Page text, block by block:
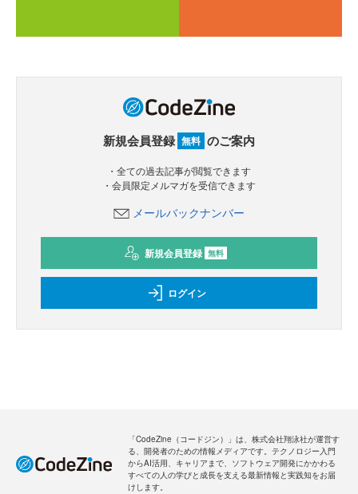
新規会員登録 無料 のご案内
・全ての過去記事が閲覧できます
・会員限定メルマガを受信できます
メールバックナンバー
新規会員登録 無料
ログイン
「CodeZine（コードジン）」は、株式会社翔泳社が運営す
る、開発者のための情報メディアです。テクノロジー入門
からAI活用、キャリアまで、ソフトウェア開発にかかわる
すべての人の学びと成長を支える最新情報と実践知をお届
けします。